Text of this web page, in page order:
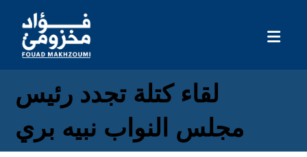
لقاء كتلة تجدد رئيس
مجلس النواب نبيه بري